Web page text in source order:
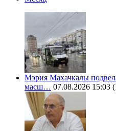
Мэрия Махачкалы
масш… 07.08.2026 15:03